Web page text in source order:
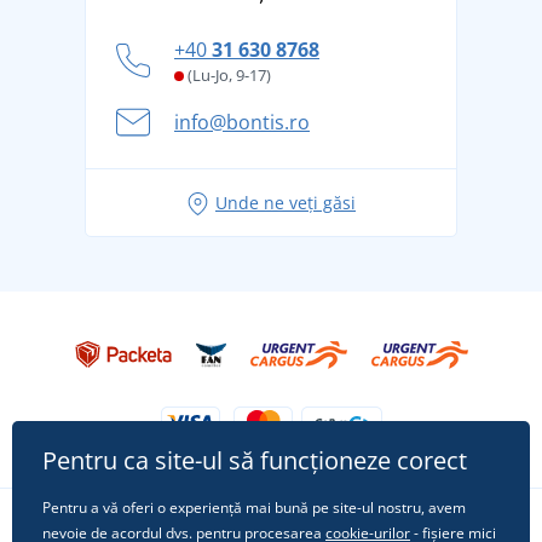
și în siguranță
Aventura de vară începe cu bagajul - pregătiți-vă
pentru vacanță fără griji
Tricoul preferat City în rol principal: ținute pentru
+4031 630 8768
(Lu-Jo, 9-17)
info@bontis.ro
Unde ne veți găsi
Pentru ca site-ul să funcționeze corect
Pentru a vă oferi o experiență mai bună pe site-ul nostru, avem
nevoie de acordul dvs. pentru procesarea cookie-urilor- fișiere mici